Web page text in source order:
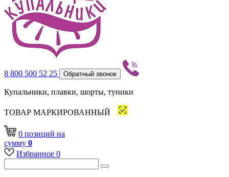
8 800 500 52 25 Обратный звонок
Купальники, плавки, шорты, туники
ТОВАР МАРКИРОВАННЫЙ
0 позиций на
сумму 0
Избранное 0